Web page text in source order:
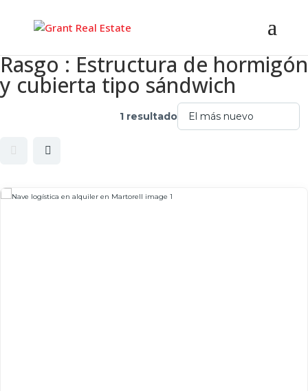
Rasgo :Estructura de hormigón
y cubierta tipo sándwich
1 resultado